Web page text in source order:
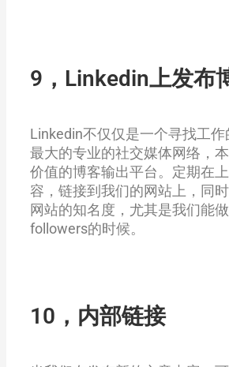
9，Linkedin上发布
Linkedin不仅仅是一个寻找工
最大的专业的社交媒体网络，
价值的博客输出平台。定期在
容，链接到我们的网站上，同
网站的知名度，尤其是我们能
followers的时候。
10，内部链接